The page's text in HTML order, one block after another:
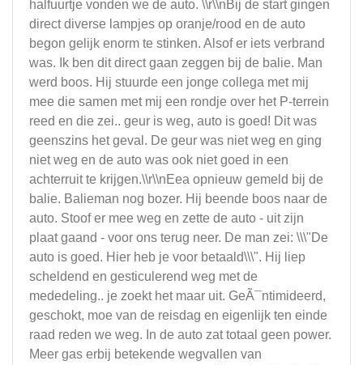
halfuurtje vonden we de auto. \\r\\nBij de start gingen
direct diverse lampjes op oranje/rood en de auto
begon gelijk enorm te stinken. Alsof er iets verbrand
was. Ik ben dit direct gaan zeggen bij de balie. Man
werd boos. Hij stuurde een jonge collega met mij
mee die samen met mij een rondje over het P-terrein
reed en die zei.. geur is weg, auto is goed! Dit was
geenszins het geval. De geur was niet weg en ging
niet weg en de auto was ook niet goed in een
achterruit te krijgen.\\r\\nEea opnieuw gemeld bij de
balie. Balieman nog bozer. Hij beende boos naar de
auto. Stoof er mee weg en zette de auto - uit zijn
plaat gaand - voor ons terug neer. De man zei: \\\"De
auto is goed. Hier heb je voor betaald\\\". Hij liep
scheldend en gesticulerend weg met de
mededeling.. je zoekt het maar uit. GeÃ¯ntimideerd,
geschokt, moe van de reisdag en eigenlijk ten einde
raad reden we weg. In de auto zat totaal geen power.
Meer gas erbij betekende wegvallen van